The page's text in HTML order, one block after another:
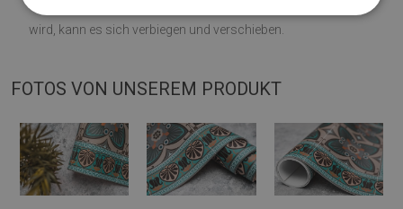
wird, kann es sich verbiegen und verschieben.
FOTOS VON UNSEREM PRODUKT